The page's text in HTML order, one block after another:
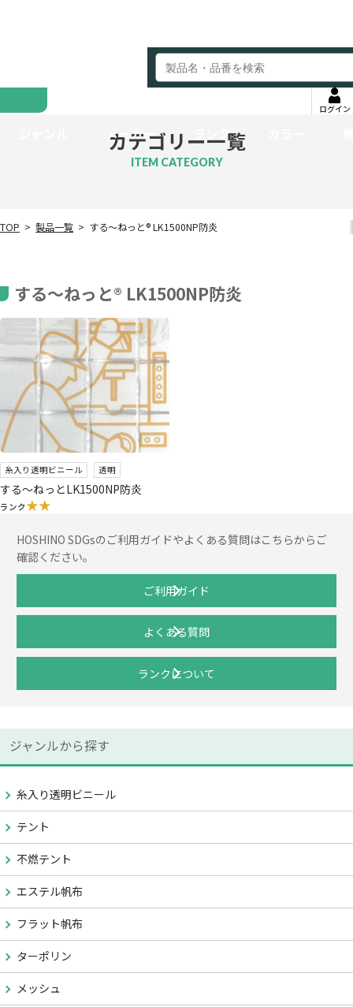
ログイン
メーカー ランク
カテゴリー一覧
ITEM CATEGORY
TOP 製品一覧 する～ねっと® LK1500NP防炎
する～ねっと® LK1500NP防炎
糸入り透明ビニール 透明
する〜ねっとLK1500NP防炎
ランク ★★
HOSHINO SDGsのご利用ガイドやよくある質問はこちらからご
確認ください。
ご利用ガイド
よくある質問
ランクについて
ジャンルから探す
糸入り透明ビニール
テント
不燃テント
エステル帆布
フラット帆布
ターポリン
メッシュ